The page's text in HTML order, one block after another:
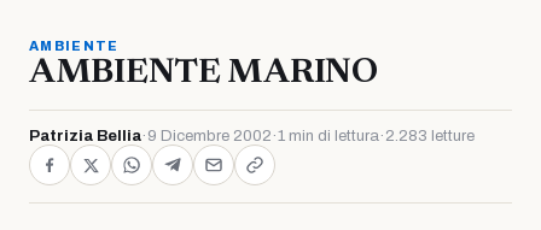
AMBIENTE
AMBIENTE MARINO
Patrizia Bellia· 9 Dicembre 2002 ·1 min di lettura· 2.283 letture